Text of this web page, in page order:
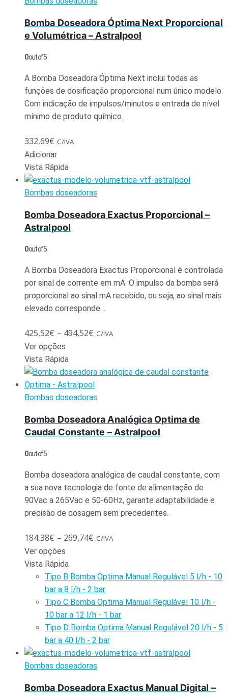
Bomba Doseadora Óptima Next Proporcional
e Volumétrica – Astralpool
0out of 5
A Bomba Doseadora Óptima Next inclui todas as
funções de dosificação proporcional num único modelo.
Com indicação de impulsos/minutos e entrada de nível
mínimo de produto químico.
332,69€ C/IVA
Adicionar
Vista Rápida
Bombas doseadoras
Bomba Doseadora Exactus Proporcional –
Astralpool
0out of 5
A Bomba Doseadora Exactus Proporcional é controlada
por sinal de corrente em mA. O impulso da bomba será
proporcional ao sinal mA recebido, ou seja, ao sinal mais
elevado corresponde…
425,52€ – 494,52€ C/IVA
Ver opções
Vista Rápida
Bombas doseadoras
Bomba Doseadora Analógica Optima de
Caudal Constante – Astralpool
0out of 5
Bomba doseadora analógica de caudal constante, com
a sua nova tecnologia de fonte de alimentação de
90Vac a 265Vac e 50-60Hz, garante adaptabilidade e
precisão de dosagem sem precedentes.
184,38€ – 269,74€ C/IVA
Ver opções
Vista Rápida
Tipo B Bomba Optima Manual Regulável 5 l/h - 10
bar a 8 l/h - 2 bar
Tipo C Bomba Optima Manual Regulável 10 l/h -
10 bar a 12 l/h - 1 bar
Tipo D Bomba Optima Manual Regulável 20 l/h - 5
bar a 40 l/h - 2 bar
Bombas doseadoras
Bomba Doseadora Exactus Manual Digital –